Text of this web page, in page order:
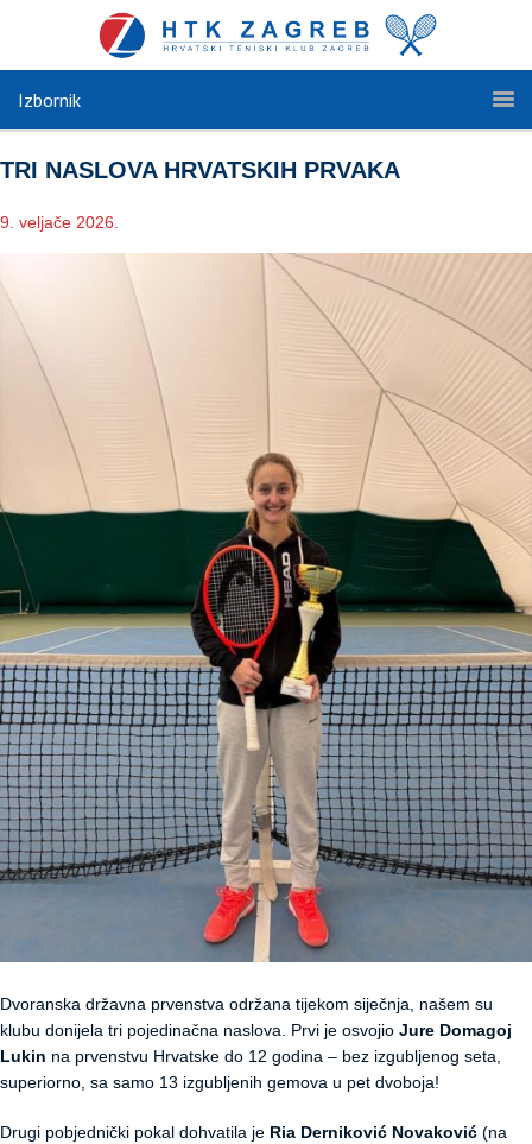
Izbornik
TRI NASLOVA HRVATSKIH PRVAKA
9. veljače 2026.
Dvoranska državna prvenstva održana tijekom siječnja, našem su
klubu donijela tri pojedinačna naslova. Prvi je osvojio Jure Domagoj
Lukin na prvenstvu Hrvatske do 12 godina – bez izgubljenog seta,
superiorno, sa samo 13 izgubljenih gemova u pet dvoboja!
Drugi pobjednički pokal dohvatila je Ria Derniković Novaković (na